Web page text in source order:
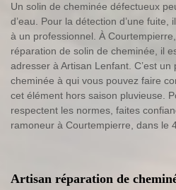
Un solin de cheminée défectueux
d’eau. Pour la détection d’une
à un professionnel. À
réparation de solin de cheminée, il
adresser à Artisan Lenfant. C’est
cheminée à qui vous pouvez faire
cet élément hors saison pluvieuse.
respectent les normes, faites
ramoneur à Courtempierre, dans le
Artisan réparation de